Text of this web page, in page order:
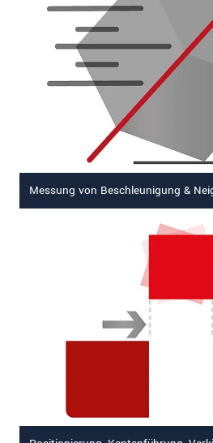
Messung von Beschleunigung &